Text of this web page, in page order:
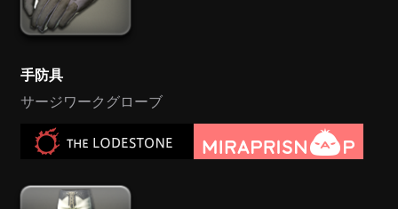
手防具
サージワークグローブ